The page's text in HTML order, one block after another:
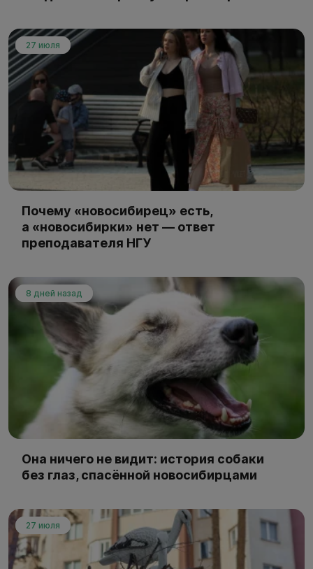
27 июля
Почему «новосибирец» есть,
а «новосибирки» нет — ответ
преподавателя НГУ
8 дней назад
Она ничего не видит: история собаки
без глаз, спасённой новосибирцами
27 июля